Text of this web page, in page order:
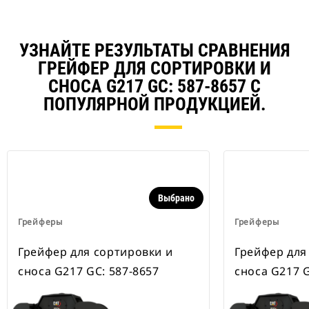
УЗНАЙТЕ РЕЗУЛЬТАТЫ СРАВНЕНИЯ
ГРЕЙФЕР ДЛЯ СОРТИРОВКИ И
СНОСА G217 GC: 587-8657 С
ПОПУЛЯРНОЙ ПРОДУКЦИЕЙ.
Грейферы
Выбрано
Грейфер для сортировки и
сноса G217 GC: 587-8657
Грейферы
Грейфер
сноса G217